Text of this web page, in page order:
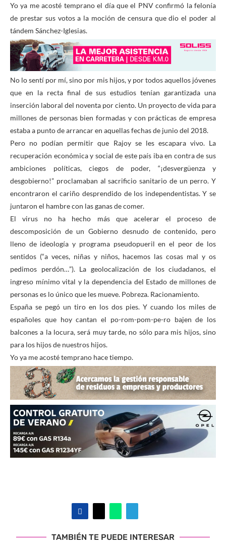
Yo ya me acosté temprano el día que el PNV confirmó la felonía
de prestar sus votos a la moción de censura que dio el poder al
tándem Sánchez-Iglesias.
No lo sentí por mí, sino por mis hijos, y por todos aquellos jóvenes
que en la recta final de sus estudios tenían garantizada una
inserción laboral del noventa por ciento. Un proyecto de vida para
millones de personas bien formadas y con prácticas de empresa
estaba a punto de arrancar en aquellas fechas de junio del 2018.
Pero no podían permitir que Rajoy se les escapara vivo. La
recuperación económica y social de este país iba en contra de sus
ambiciones políticas, ciegos de poder, “¡desvergüenza y
desgobierno!” proclamaban al sacrificio sanitario de un perro. Y
encontraron el cariño desprendido de los independentistas. Y se
juntaron el hambre con las ganas de comer.
El virus no ha hecho más que acelerar el proceso de
descomposición de un Gobierno desnudo de contenido, pero
lleno de ideología y programa pseudopueril en el peor de los
sentidos (“a veces, niñas y niños, hacemos las cosas mal y os
pedimos perdón…”). La geolocalización de los ciudadanos, el
ingreso mínimo vital y la dependencia del Estado de millones de
personas es lo único que les mueve. Pobreza. Racionamiento.
España se pegó un tiro en los dos pies. Y cuando los miles de
españoles que hoy cantan el po-rom-pom-pe-ro bajen de los
balcones a la locura, será muy tarde, no sólo para mis hijos, sino
para los hijos de nuestros hijos.
Yo ya me acosté temprano hace tiempo.
TAMBIÉN TE PUEDE INTERESAR